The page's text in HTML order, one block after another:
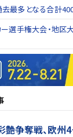
最多となる合計
選手権大会・地区
艶争奪戦、欧州